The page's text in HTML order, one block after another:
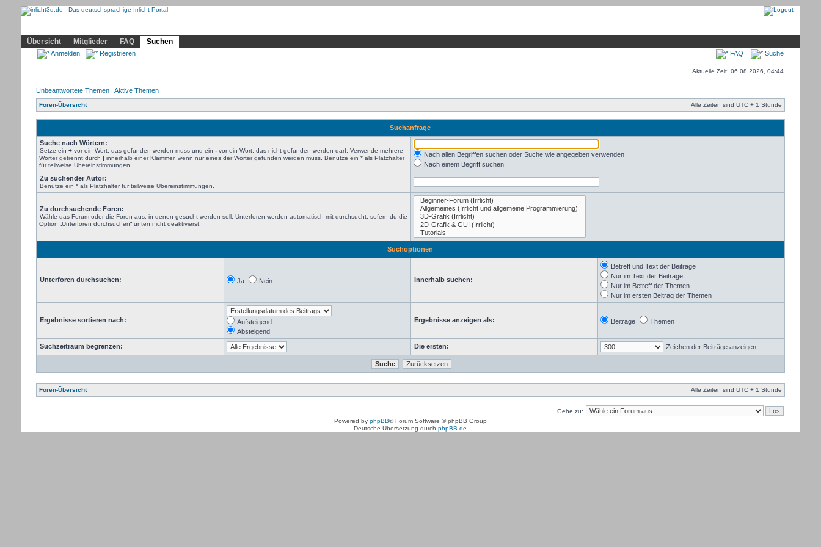
Übersicht
Mitglieder FAQ Suchen
Anmelden Registrieren FAQ Suche
Aktuelle Zeit: 06.08.2026, 04:44
Unbeantwortete Themen| Aktive Themen
Foren-Übersicht Alle Zeiten sind UTC + 1 Stunde
Suchanfrage
Suche nach Wörtern:
Setze ein +vor ein Wort, das gefunden werden muss und ein -vor ein Wort, das nicht gefunden werden darf. Verwende mehrere
Wörter getrennt durch | innerhalb einer Klammer, wenn nur eines der Wörter gefunden werden muss. Benutze ein * als Platzhalter
für teilweise Übereinstimmungen.
Nach allen Begriffen suchen oder Suche wie angegeben verwenden
Nach einem Begriff suchen
Zu suchender Autor:
Benutze ein * als Platzhalter für teilweise Übereinstimmungen.
Zu durchsuchende Foren:
Wähle das Forum oder die Foren aus, in denen gesucht werden soll. Unterforen werden automatisch mit durchsucht, sofern du die
Option „Unterforen durchsuchen“ unten nicht deaktivierst.
Suchoptionen
Unterforen durchsuchen: Ja Nein Innerhalb suchen:
Betreff und Text der Beiträge
Nur im Text der Beiträge
Nur im Betreff der Themen
Nur im ersten Beitrag der Themen
Ergebnisse sortieren nach:
Aufsteigend
Absteigend
Ergebnisse anzeigen als: Beiträge Themen
Suchzeitraum begrenzen: Die ersten: Zeichen der Beiträge anzeigen
Foren-Übersicht Alle Zeiten sind UTC + 1 Stunde
Gehe zu:
Powered by phpBB® Forum Software © phpBB Group
Deutsche Übersetzung durchphpBB.de